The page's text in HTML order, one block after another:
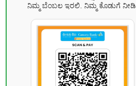
ನಿಮ್ಮ ಬೆಂಬಲ ಇರಲಿ. ನಿಮ್ಮ ಕೊಡುಗೆ ನೀಡಿ.